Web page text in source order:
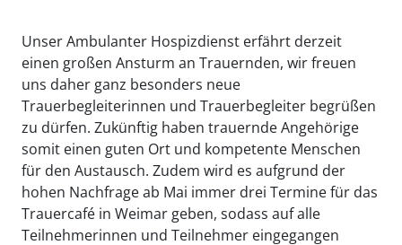
Unser Ambulanter Hospizdienst erfährt derzeit
einen großen Ansturm an Trauernden, wir freuen
uns daher ganz besonders neue
Trauerbegleiterinnen und Trauerbegleiter begrüßen
zu dürfen. Zukünftig haben trauernde Angehörige
somit einen guten Ort und kompetente Menschen
für den Austausch. Zudem wird es aufgrund der
hohen Nachfrage ab Mai immer drei Termine für das
Trauercafé in Weimar geben, sodass auf alle
Teilnehmerinnen und Teilnehmer eingegangen